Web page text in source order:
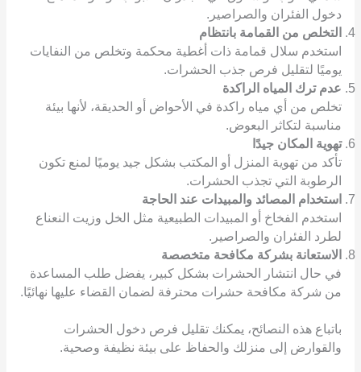
دخول الفئران والصراصير.
التخلص من القمامة بانتظام
استخدم سلال قمامة ذات أغطية محكمة وتخلص من النفايات
يوميًا لتقليل فرص جذب الحشرات.
عدم ترك المياه الراكدة
تخلص من أي مياه راكدة في الأحواض أو الحديقة، لأنها بيئة
مناسبة لتكاثر البعوض.
تهوية المكان جيدًا
تأكد من تهوية المنزل أو المكتب بشكل جيد يوميًا لمنع تكون
الرطوبة التي تجذب الحشرات.
استخدام المصائد والمبيدات عند الحاجة
استخدم الفخاخ أو المبيدات الطبيعية مثل الخل وزيت النعناع
لطرد الفئران والصراصير.
الاستعانة بشركة مكافحة متخصصة
في حال انتشار الحشرات بشكل كبير، يفضل طلب المساعدة
من شركة مكافحة حشرات محترفة لضمان القضاء عليها نهائيًا.
باتباع هذه النصائح، يمكنك تقليل فرص دخول الحشرات
والقوارض إلى منزلك والحفاظ على بيئة نظيفة وصحية.